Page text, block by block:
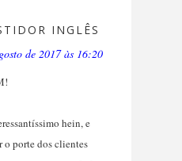
INGLÊS
de 2017 às 16:20
hein, e
o porte dos clientes